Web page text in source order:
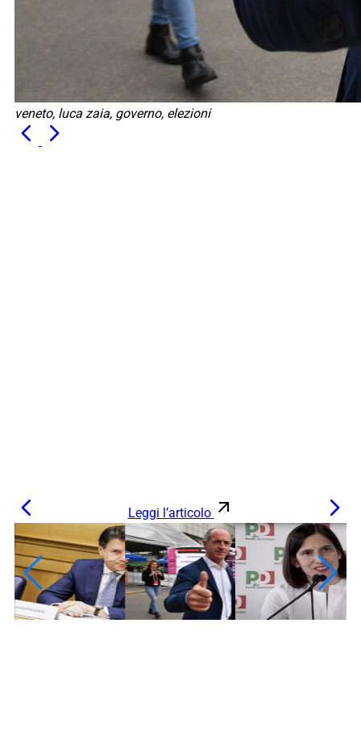
veneto, luca zaia, governo, elezioni
Leggi l’articolo